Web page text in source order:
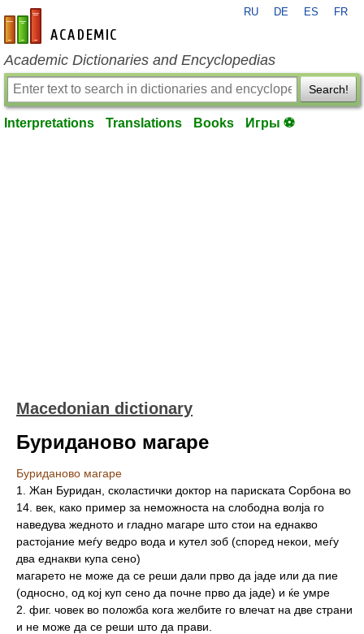
en-academic.com
RU DE ES FR
Academic Dictionaries and Encyclopedias
Search!
Interpretations Translations Books Игры ⚽
Macedonian dictionary
Буриданово магаре
Буриданово магаре
1. Жан Буридан, сколастички доктор на париската Сорбона во
14. век, како пример за неможноста на слободна волја го
наведува жедното и гладно магаре што стои на еднакво
растојание меѓу ведро вода и кутел зоб (според некои, меѓу
два еднакви купа сено)
магарето не може да се реши дали прво да јаде или да пие
(односно, од кој куп сено да почне прво да јаде) и ќе умре
2. фиг. човек во положба кога желбите го влечат на две страни
и не може да се реши што да прави.